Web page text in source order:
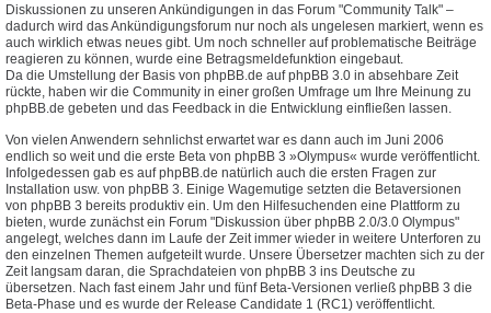
Diskussionen zu unseren Ankündigungen in das Forum "Community Talk" –
dadurch wird das Ankündigungsforum nur noch als ungelesen markiert, wenn es
auch wirklich etwas neues gibt. Um noch schneller auf problematische Beiträge
reagieren zu können, wurde eine Betragsmeldefunktion eingebaut.
Da die Umstellung der Basis von phpBB.de auf phpBB 3.0 in absehbare Zeit
rückte, haben wir die Community in einer großen Umfrage um Ihre Meinung zu
phpBB.de gebeten und das Feedback in die Entwicklung einfließen lassen.
Von vielen Anwendern sehnlichst erwartet war es dann auch im Juni 2006
endlich so weit und die erste Beta von phpBB 3 »Olympus« wurde veröffentlicht.
Infolgedessen gab es auf phpBB.de natürlich auch die ersten Fragen zur
Installation usw. von phpBB 3. Einige Wagemutige setzten die Betaversionen
von phpBB 3 bereits produktiv ein. Um den Hilfesuchenden eine Plattform zu
bieten, wurde zunächst ein Forum "Diskussion über phpBB 2.0/3.0 Olympus"
angelegt, welches dann im Laufe der Zeit immer wieder in weitere Unterforen zu
den einzelnen Themen aufgeteilt wurde. Unsere Übersetzer machten sich zu der
Zeit langsam daran, die Sprachdateien von phpBB 3 ins Deutsche zu
übersetzen. Nach fast einem Jahr und fünf Beta-Versionen verließ phpBB 3 die
Beta-Phase und es wurde der Release Candidate 1 (RC1) veröffentlicht.